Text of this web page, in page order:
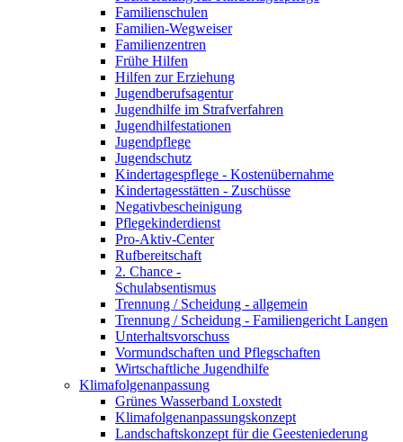
Familienschulen
Familien-Wegweiser
Familienzentren
Frühe Hilfen
Hilfen zur Erziehung
Jugendberufsagentur
Jugendhilfe im Strafverfahren
Jugendhilfestationen
Jugendpflege
Jugendschutz
Kindertagespflege - Kostenübernahme
Kindertagesstätten - Zuschüsse
Negativbescheinigung
Pflegekinderdienst
Pro-Aktiv-Center
Rufbereitschaft
2. Chance -
Schulabsentismus
Trennung / Scheidung - allgemein
Trennung / Scheidung - Familiengericht Langen
Unterhaltsvorschuss
Vormundschaften und Pflegschaften
Wirtschaftliche Jugendhilfe
Klimafolgenanpassung
Grünes Wasserband Loxstedt
Klimafolgenanpassungskonzept
Landschaftskonzept für die Geesteniederung